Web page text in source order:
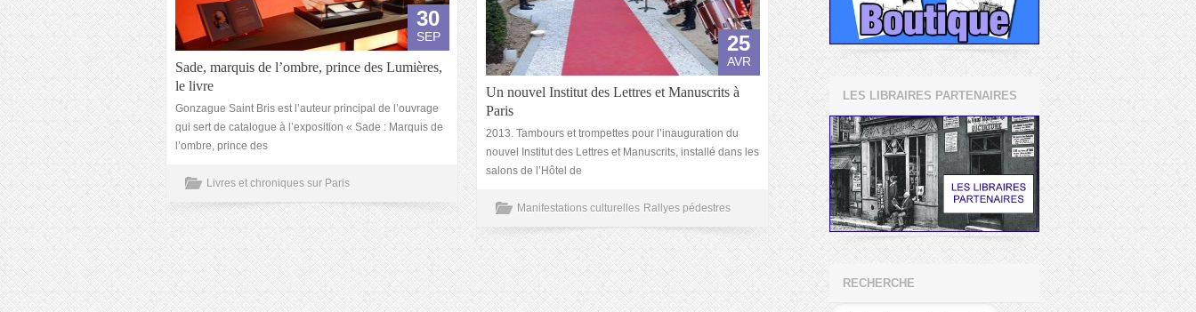
30
SEP
Sade, marquis de l’ombre, prince des Lumières,
le livre
Gonzague Saint Bris est l’auteur principal de l’ouvrage
qui sert de catalogue à l’exposition « Sade : Marquis de
l’ombre, prince des
Livres et chroniques sur Paris
25
AVR
Un nouvel Institut des Lettres et Manuscrits à
Paris
2013. Tambours et trompettes pour l’inauguration du
nouvel Institut des Lettres et Manuscrits, installé dans les
salons de l’Hôtel de
Manifestations culturelles Rallyes pédestres
LES LIBRAIRES PARTENAIRES
RECHERCHE